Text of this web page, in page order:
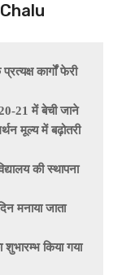
कार्गों फेरी
21 में बेची जाने
मूल्य में बढ़ोतरी
की स्थापना
मनाया जाता
किया गया